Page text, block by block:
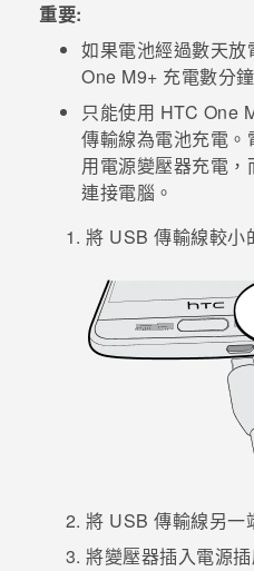
焦點訊息
校園專案
企業採購
銷售門市
銷售通路
支援服務
VIVELAND
重要:
如果電池經過數天
One M9+ 充電數分
只能使用 HTC One
傳輸線為電池充電
用電源變壓器充電
連接電腦。
將 USB 傳輸線較小
將 USB 傳輸線另一
將變壓器插入電源